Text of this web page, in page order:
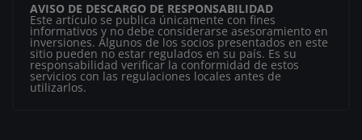
AVISO DE DESCARGO DE RESPONSABILIDAD
Este artículo se publica únicamente con fines
informativos y no debe considerarse asesoramiento en
inversiones. Algunos de los socios presentados en este
sitio pueden no estar regulados en su país. Es su
responsabilidad verificar la conformidad de estos
servicios con las regulaciones locales antes de
utilizarlos.